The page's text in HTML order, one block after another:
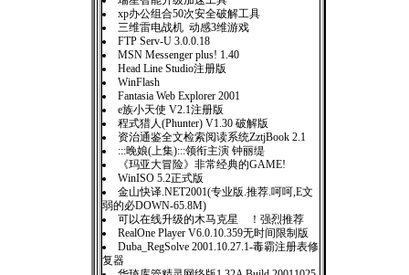
xp办公组合50次安全破解工具
三维雷电战机 动感3维游戏
FTP Serv-U 3.0.0.18
MSN Messenger plus! 1.40
Head Line Studio注册版
WinFlash
Fantasia Web Explorer 2001
e族小天使 V2.1注册版
程式猎人(Phunter) V1.30 破解版
资治通鉴全文检索阅读系统ZztjBook 2.1
:::晚娘(上集):::领衔主演 钟丽缇
《玛亚大冒险》非常经典的GAME!
WinISO 5.2正式版
金山快译.NET2001(专业版.推荐.呵呵,E文
弱的必DOWN-65.8M)
可以在线升级的木马克星 ！强烈推荐
RealOne Player V6.0.10.359无时间限制版
Duba_RegSolve 2001.10.27.1-毒霸注册表修
复器